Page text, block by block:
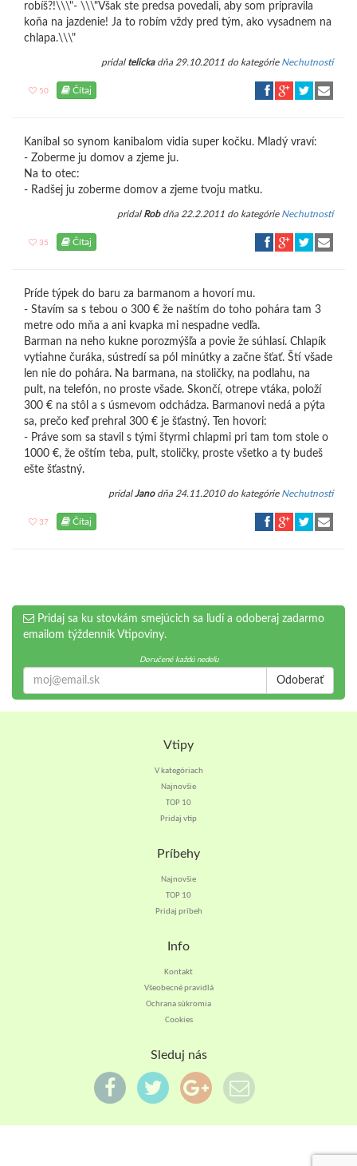
robíš?!\\\"- \\\"Však ste predsa povedali, aby som pripravila
koňa na jazdenie! Ja to robím vždy pred tým, ako vysadnem na
chlapa.\\\"
pridal telickadňa 29.10.2011 do kategórie Nechutnosti
50 Čítaj
Kanibal so synom kanibalom vidia super kočku. Mladý vraví:
- Zoberme ju domov a zjeme ju.
Na to otec:
- Radšej ju zoberme domov a zjeme tvoju matku.
pridal Robdňa 22.2.2011 do kategórie Nechutnosti
35 Čítaj
Príde týpek do baru za barmanom a hovorí mu.
- Stavím sa s tebou o 300 € že naštím do toho pohára tam 3
metre odo mňa a ani kvapka mi nespadne vedľa.
Barman na neho kukne porozmýšľa a povie že súhlasí. Chlapík
vytiahne čuráka, sústredí sa pól minútky a začne šťať. Ští všade
len nie do pohára. Na barmana, na stoličky, na podlahu, na
pult, na telefón, no proste všade. Skončí, otrepe vtáka, položí
300 € na stôl a s úsmevom odchádza. Barmanovi nedá a pýta
sa, prečo keď prehral 300 € je šťastný. Ten hovori:
- Práve som sa stavil s tými štyrmi chlapmi pri tam tom stole o
1000 €, že oštím teba, pult, stoličky, proste všetko a ty budeš
ešte šťastný.
pridalJanodňa 24.11.2010 do kategórie Nechutnosti
37 Čítaj
Pridaj sa ku stovkám smejúcich sa ľudí a odoberaj zadarmo
emailom týždenník Vtipoviny.
Doručené každú nedeľu
Odoberať
Vtipy
V kategóriach
Najnovšie
TOP 10
Pridaj vtip
Príbehy
Najnovšie
TOP 10
Pridaj príbeh
Info
Kontakt
Všeobecné pravidlá
Ochrana súkromia
Cookies
Sleduj nás